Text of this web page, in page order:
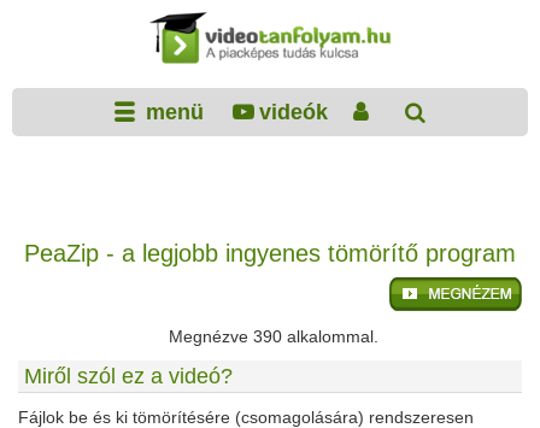
menü videók
PeaZip - a legjobb ingyenes tömörítő program
Megnézve 390 alkalommal.
Miről szól ez a videó?
Fájlok be és ki tömörítésére (csomagolására) rendszeresen